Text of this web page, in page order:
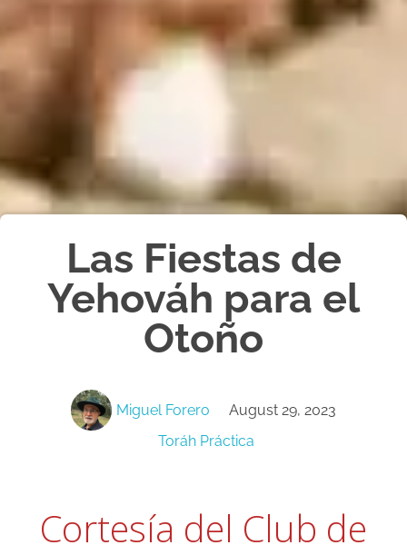
Las Fiestas de
Yehováh para el
Otoño
Miguel Forero
August 29, 2023
Toráh Práctica
Cortesía del Club de